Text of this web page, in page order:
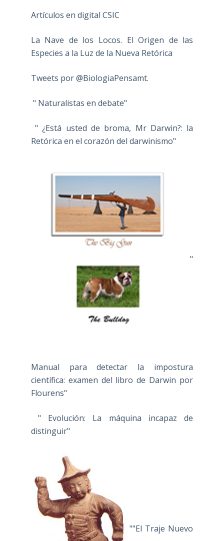
Artículos en digital CSIC
La Nave de los Locos. El Origen de las
Especies a la Luz de la Nueva Retórica
Tweets por @BiologiaPensamt.
" Naturalistas en debate"
" ¿Está usted de broma, Mr Darwin?: la
Retórica en el corazón del darwinismo"
"
Manual para detectar la impostura
científica: examen del libro de Darwin por
Flourens"
" Evolución: La máquina incapaz de
distinguir"
""El Traje Nuevo